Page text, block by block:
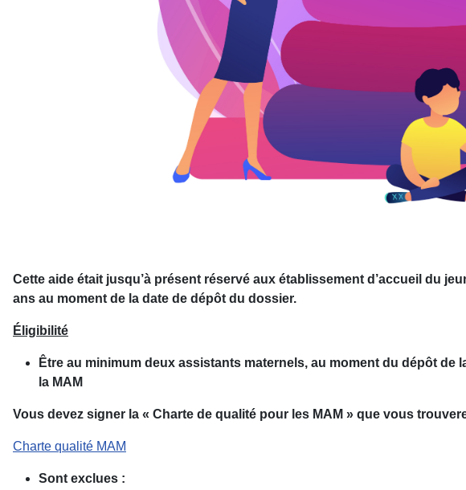
Cette aide était jusqu’à présent réservé aux établissement d’accueil du
ans au moment de la date de dépôt du dossier.
Éligibilité
Être au minimum deux assistants maternels, au moment du dépôt
la MAM
Vous devez signer la « Charte de qualité pour les MAM » que vous
Charte qualité MAM
Sont exclues :